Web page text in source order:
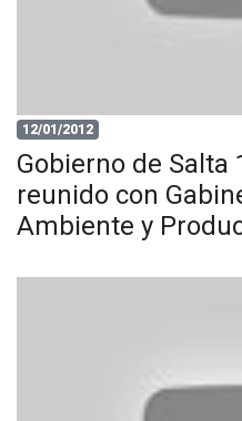
12/01/2012
Gobierno de Salta
reunido con
Ambiente y